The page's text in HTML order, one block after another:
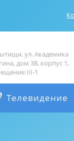
ул. Академика
дом 38, корпус 1,
III-1
Телевидение